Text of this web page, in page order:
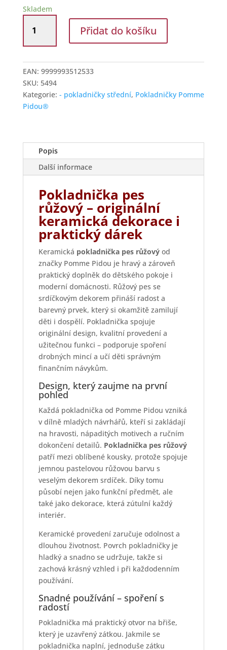
Skladem
Pidou
Keramická
pes
Hugo
růžový
množství
Přidat do košíku
EAN: 9999993512533
SKU: 5494
Kategorie: - pokladničky střední, Pokladničky Pomme
Pidou®
Popis
Další informace
Pokladnička pes
růžový – originální
keramická dekorace i
praktický dárek
Keramická pokladnička pes růžovýod
značky Pomme Pidou je hravý a zároveň
praktický doplněk do dětského pokoje i
moderní domácnosti. Růžový pes se
srdíčkovým dekorem přináší radost a
barevný prvek, který si okamžitě zamilují
děti i dospělí. Pokladnička spojuje
originální design, kvalitní provedení a
užitečnou funkci – podporuje spoření
drobných mincí a učí děti správným
finančním návykům.
Design, který zaujme na první
pohled
Každá pokladnička od Pomme Pidou vzniká
v dílně mladých návrhářů, kteří si zakládají
na hravosti, nápaditých motivech a ručním
dokončení detailů. Pokladnička pes růžový
patří mezi oblíbené kousky, protože spojuje
jemnou pastelovou růžovou barvu s
veselým dekorem srdíček. Díky tomu
působí nejen jako funkční předmět, ale
také jako dekorace, která zútulní každý
interiér.
Keramické provedení zaručuje odolnost a
dlouhou životnost. Povrch pokladničky je
hladký a snadno se udržuje, takže si
zachová krásný vzhled i při každodenním
používání.
Snadné používání – spoření s
radostí
Pokladnička má praktický otvor na břiše,
který je uzavřený zátkou. Jakmile se
pokladnička naplní, jednoduše zátku